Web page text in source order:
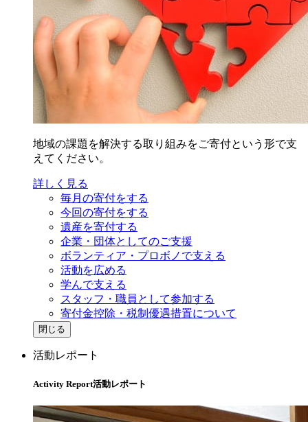
地域の課題を解決する取り組みをご寄付という形で支
えてください。
詳しく見る
毎月の寄付をする
今回の寄付をする
遺産を寄付する
企業・団体としてのご支援
ボランティア・プロボノで支える
活動を広める
学んで支える
スタッフ・職員として参加する
寄付金控除・税制優遇措置について
閉じる
活動レポート
Activity Report活動レポート